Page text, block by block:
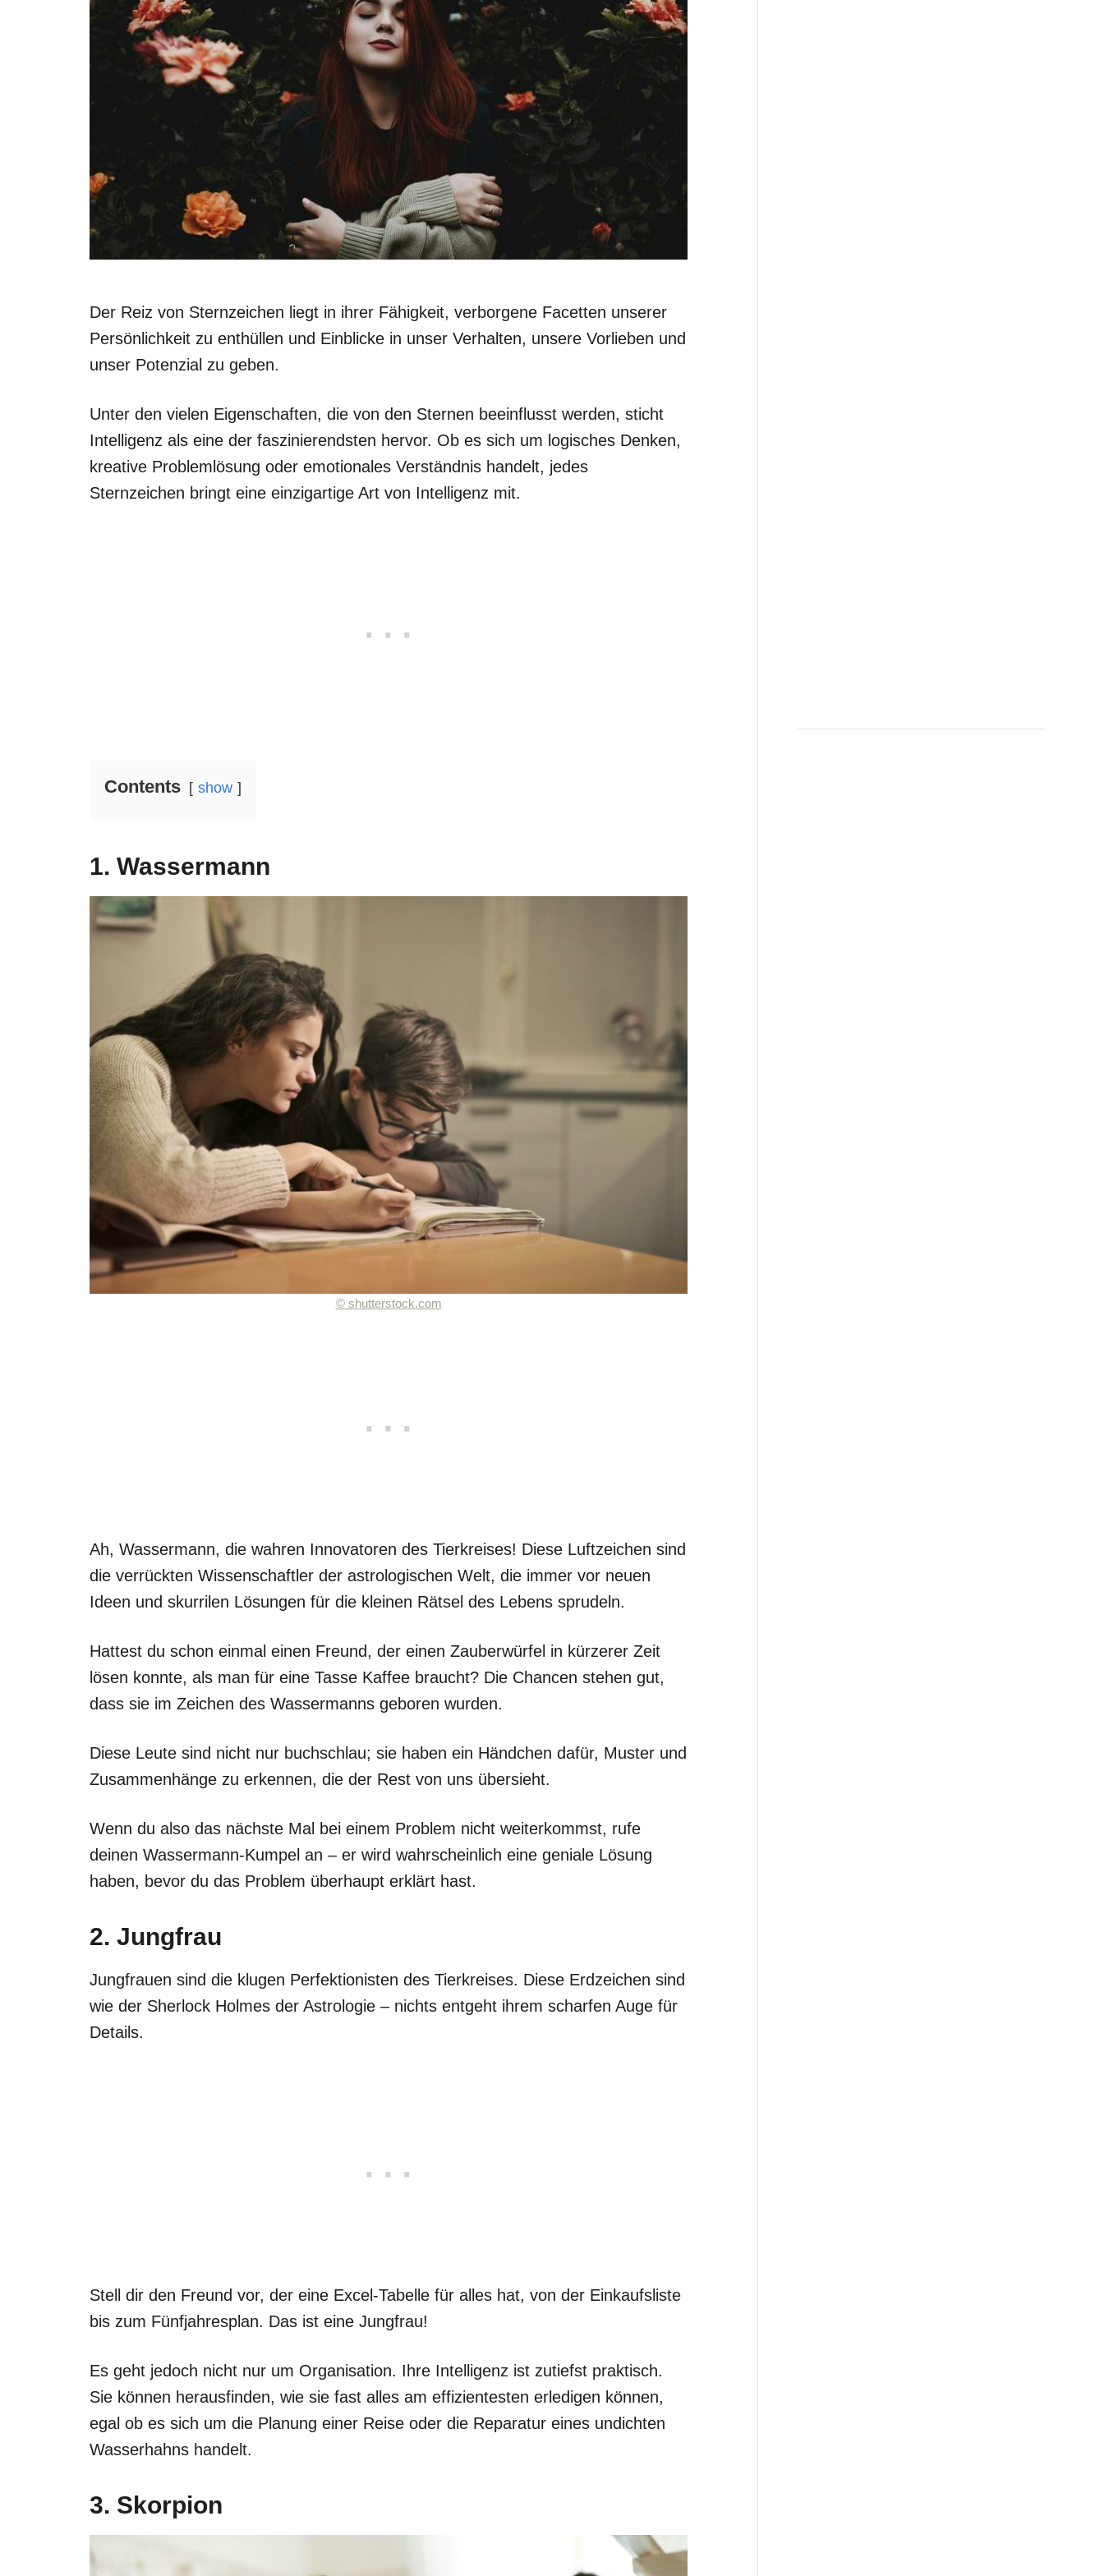
Der Reiz von Sternzeichen liegt in ihrer Fähigkeit, verborgene Facetten unserer
Persönlichkeit zu enthüllen und Einblicke in unser Verhalten, unsere Vorlieben und
unser Potenzial zu geben.
Unter den vielen Eigenschaften, die von den Sternen beeinflusst werden, sticht
Intelligenz als eine der faszinierendsten hervor. Ob es sich um logisches Denken,
kreative Problemlösung oder emotionales Verständnis handelt, jedes
Sternzeichen bringt eine einzigartige Art von Intelligenz mit.
Contents show
1. Wassermann
© shutterstock.com
Ah, Wassermann, die wahren Innovatoren des Tierkreises! Diese Luftzeichen sind
die verrückten Wissenschaftler der astrologischen Welt, die immer vor neuen
Ideen und skurrilen Lösungen für die kleinen Rätsel des Lebens sprudeln.
Hattest du schon einmal einen Freund, der einen Zauberwürfel in kürzerer Zeit
lösen konnte, als man für eine Tasse Kaffee braucht? Die Chancen stehen gut,
dass sie im Zeichen des Wassermanns geboren wurden.
Diese Leute sind nicht nur buchschlau; sie haben ein Händchen dafür, Muster und
Zusammenhänge zu erkennen, die der Rest von uns übersieht.
Wenn du also das nächste Mal bei einem Problem nicht weiterkommst, rufe
deinen Wassermann-Kumpel an – er wird wahrscheinlich eine geniale Lösung
haben, bevor du das Problem überhaupt erklärt hast.
2. Jungfrau
Jungfrauen sind die klugen Perfektionisten des Tierkreises. Diese Erdzeichen sind
wie der Sherlock Holmes der Astrologie – nichts entgeht ihrem scharfen Auge für
Details.
Stell dir den Freund vor, der eine Excel-Tabelle für alles hat, von der Einkaufsliste
bis zum Fünfjahresplan. Das ist eine Jungfrau!
Es geht jedoch nicht nur um Organisation. Ihre Intelligenz ist zutiefst praktisch.
Sie können herausfinden, wie sie fast alles am effizientesten erledigen können,
egal ob es sich um die Planung einer Reise oder die Reparatur eines undichten
Wasserhahns handelt.
3. Skorpion